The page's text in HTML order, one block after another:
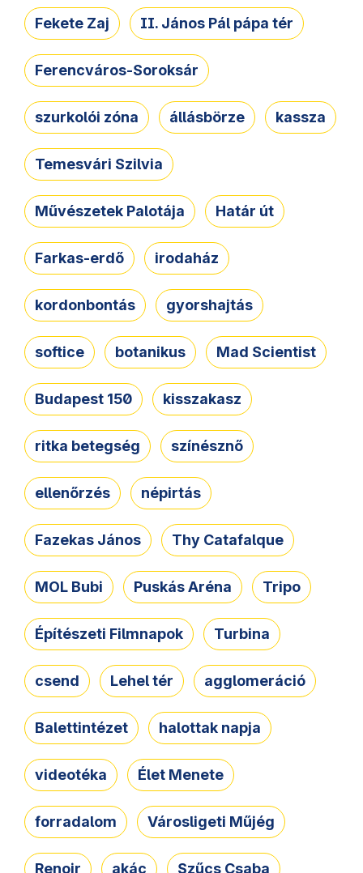
Fekete Zaj II. János Pál pápa tér
Ferencváros-Soroksár
szurkolói zóna állásbörze kassza
Temesvári Szilvia
Művészetek Palotája Határ út
Farkas-erdő irodaház
kordonbontás gyorshajtás
softice botanikus Mad Scientist
Budapest 150 kisszakasz
ritka betegség színésznő
ellenőrzés népirtás
Fazekas János Thy Catafalque
MOL Bubi Puskás Aréna Tripo
Építészeti Filmnapok Turbina
csend Lehel tér agglomeráció
Balettintézet halottak napja
videotéka Élet Menete
forradalom Városligeti Műjég
Renoir akác Szűcs Csaba